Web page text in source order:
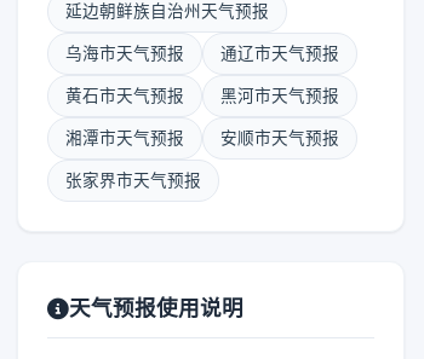
延边朝鲜族自治州天气预报
乌海市天气预报 通辽市天气预报
黄石市天气预报 黑河市天气预报
湘潭市天气预报 安顺市天气预报
张家界市天气预报
天气预报使用说明